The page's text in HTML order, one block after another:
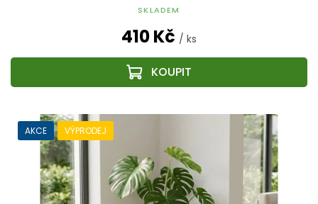
SKLADEM
410 Kč / ks
AKCE VÝPRODEJ